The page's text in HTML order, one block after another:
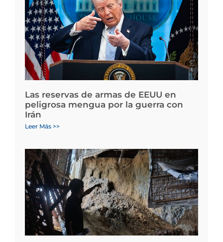
Las reservas de armas de EEUU en
peligrosa mengua por la guerra con
Irán
Leer Más >>